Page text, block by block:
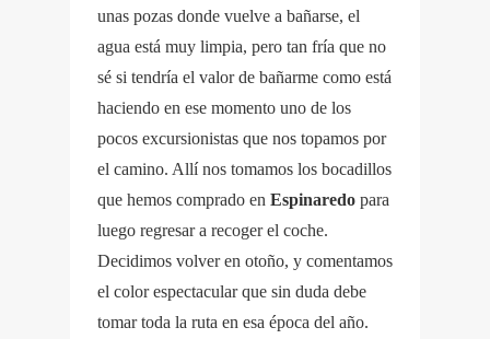
unas pozas donde vuelve a bañarse, el
agua está muy limpia, pero tan fría que no
sé si tendría el valor de bañarme como está
haciendo en ese momento uno de los
pocos excursionistas que nos topamos por
el camino. Allí nos tomamos los bocadillos
que hemos comprado en Espinaredo para
luego regresar a recoger el coche.
Decidimos volver en otoño, y comentamos
el color espectacular que sin duda debe
tomar toda la ruta en esa época del año.